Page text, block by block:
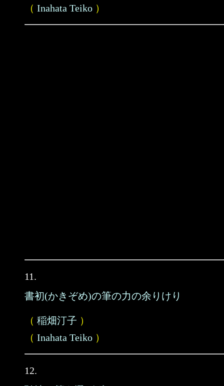
（ Inahata Teiko ）
11.
書初(かきぞめ)の筆の力の余りけり
（ 稲畑汀子 ）
（ Inahata Teiko ）
12.